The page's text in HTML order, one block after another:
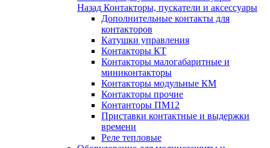
Назад Контакторы, пускатели и аксессуары
Дополнительные контакты для
контакторов
Катушки управления
Контакторы КТ
Контакторы малогабаритные и
миниконтакторы
Контакторы модульные КМ
Контакторы прочие
Контанторы ПМ12
Приставки контактные и выдержки
времени
Реле тепловые